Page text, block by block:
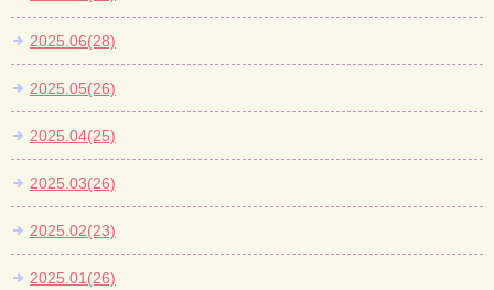
2025.06(28)
2025.05(26)
2025.04(25)
2025.03(26)
2025.02(23)
2025.01(26)